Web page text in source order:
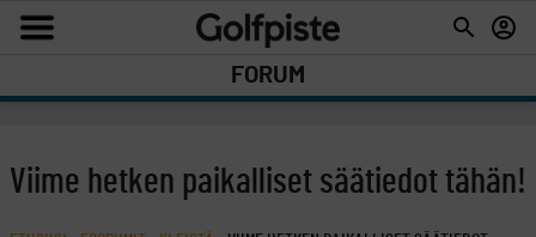
FORUM
Viime hetken paikalliset säätiedot tähän!